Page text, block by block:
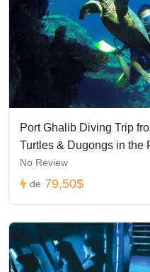
Port Ghalib Diving Trip
Turtles & Dugongs in the
No Review
de 79,50$